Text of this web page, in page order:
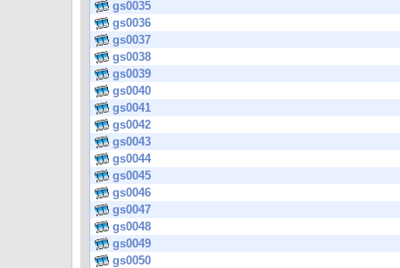
gs0035
gs0036
gs0037
gs0038
gs0039
gs0040
gs0041
gs0042
gs0043
gs0044
gs0045
gs0046
gs0047
gs0048
gs0049
gs0050